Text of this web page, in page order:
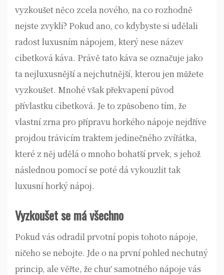
vyzkoušet něco zcela nového, na co rozhodně
nejste zvyklí? Pokud ano, co kdybyste si udělali
radost luxusním nápojem, který nese název
cibetková káva. Právě tato káva se označuje jako
ta nejluxusnější a nejchutnější, kterou jen můžete
vyzkoušet. Mnohé však překvapení původ
přívlastku cibetková. Je to způsobeno tím, že
vlastní zrna pro přípravu horkého nápoje nejdříve
projdou trávicím traktem jedinečného zvířátka,
které z něj udělá o mnoho bohatší prvek, s jehož
následnou pomocí se poté dá vykouzlit tak
luxusní horký nápoj.
Vyzkoušet se má všechno
Pokud vás odradil prvotní popis tohoto nápoje,
ničeho se nebojte. Jde o na první pohled nechutný
princip, ale věřte, že chuť samotného nápoje vás